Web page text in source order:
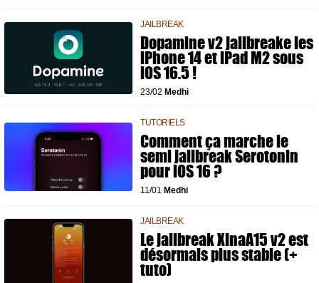
JAILBREAK
Dopamine v2 jailbreake les
iPhone 14 et iPad M2 sous
iOS 16.5 !
23/02 Medhi
TUTORIELS
Comment ça marche le
semi jailbreak Serotonin
pour iOS 16 ?
11/01 Medhi
JAILBREAK
Le jailbreak XinaA15 v2 est
désormais plus stable (+
tuto)